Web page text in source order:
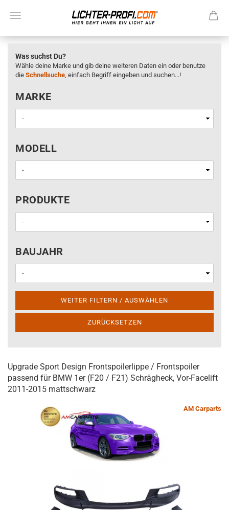
Was suchst Du?
Wähle deine Marke und gib deine weiteren Daten ein oder benutze
die Schnellsuche, einfach Begriff eingeben und suchen...!
MARKE
MARKE
MODELL
MODELL
PRODUKTE
PRODUKTE
BAUJAHR
BAUJAHR
WEITER FILTERN / AUSWÄHLEN
ZURÜCKSETZEN
Upgrade Sport Design Frontspoilerlippe / Frontspoiler
passend für BMW 1er (F20 / F21) Schrägheck, Vor-Facelift
2011-2015 mattschwarz
AM Carparts